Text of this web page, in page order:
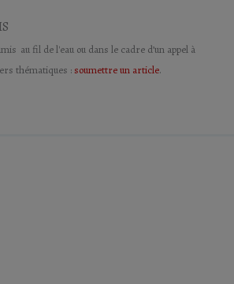
au fil de l'eau ou dans le cadre d’un appel à
thématiques : soumettre un article.